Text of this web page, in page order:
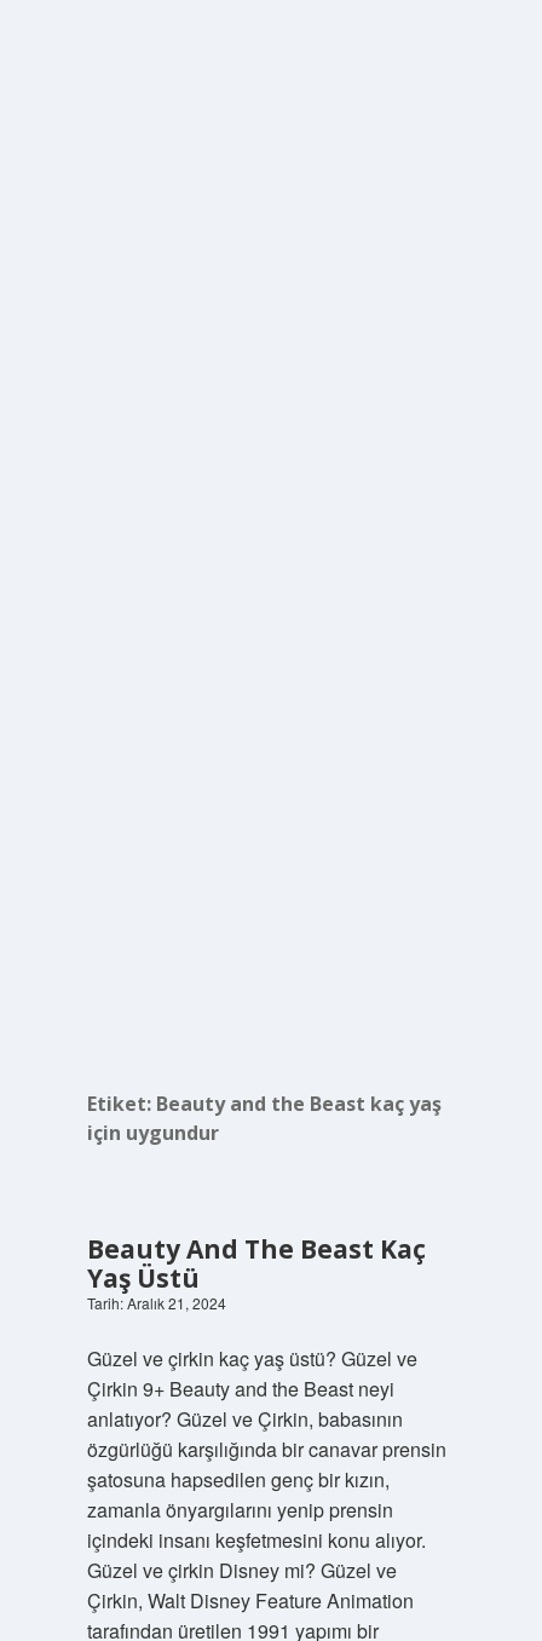
Etiket: Beauty and the Beast kaç yaş
için uygundur
Beauty And The Beast Kaç
Yaş Üstü
Tarih: Aralık 21, 2024
Güzel ve çirkin kaç yaş üstü? Güzel ve
Çirkin 9+ Beauty and the Beast neyi
anlatıyor? Güzel ve Çirkin, babasının
özgürlüğü karşılığında bir canavar prensin
şatosuna hapsedilen genç bir kızın,
zamanla önyargılarını yenip prensin
içindeki insanı keşfetmesini konu alıyor.
Güzel ve çirkin Disney mi? Güzel ve
Çirkin, Walt Disney Feature Animation
tarafından üretilen 1991 yapımı bir